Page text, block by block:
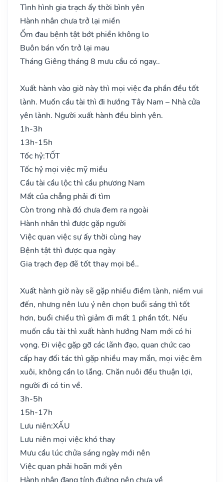
Tình hình gia trạch ấy thời bình yên
Hành nhân chưa trở lại miền
Ốm đau bệnh tật bớt phiền không lo
Buôn bán vốn trở lại mau
Tháng Giêng tháng 8 mưu cầu có ngay..
Xuất hành vào giờ này thì mọi việc đa phần đều tốt
lành. Muốn cầu tài thì đi hướng Tây Nam – Nhà cửa
yên lành. Người xuất hành đều bình yên.
1h-3h
13h-15h
Tốc hỷ:TỐT
Tốc hỷ mọi việc mỹ miều
Cầu tài cầu lộc thì cầu phương Nam
Mất của chẳng phải đi tìm
Còn trong nhà đó chưa đem ra ngoài
Hành nhân thì được gặp người
Việc quan việc sự ấy thời cùng hay
Bệnh tật thì được qua ngày
Gia trạch đẹp đẽ tốt thay mọi bề..
Xuất hành giờ này sẽ gặp nhiều điềm lành, niềm vui
đến, nhưng nên lưu ý nên chọn buổi sáng thì tốt
hơn, buổi chiều thì giảm đi mất 1 phần tốt. Nếu
muốn cầu tài thì xuất hành hướng Nam mới có hi
vọng. Đi việc gặp gỡ các lãnh đạo, quan chức cao
cấp hay đối tác thì gặp nhiều may mắn, mọi việc êm
xuôi, không cần lo lắng. Chăn nuôi đều thuận lợi,
người đi có tin về.
3h-5h
15h-17h
Lưu niên:XẤU
Lưu niên mọi việc khó thay
Mưu cầu lúc chửa sáng ngày mới nên
Việc quan phải hoãn mới yên